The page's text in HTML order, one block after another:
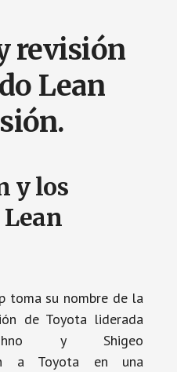
revisión
Lean
y los
toma su nombre de la
de Toyota liderada
y Shigeo
a Toyota en una